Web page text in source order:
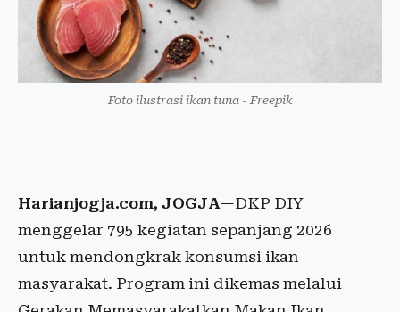
Foto ilustrasi ikan tuna - Freepik
Harianjogja.com, JOGJA—DKP DIY
menggelar 795 kegiatan sepanjang 2026
untuk mendongkrak konsumsi ikan
masyarakat. Program ini dikemas melalui